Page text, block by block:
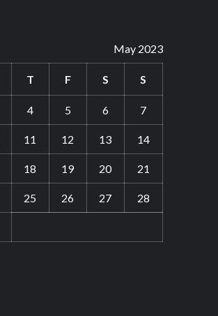
May 2023
T F S S
4 5 6 7
11 12 13 14
18 19 20 21
25 26 27 28